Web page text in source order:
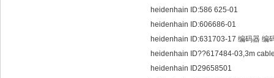
heidenhain ID:586 625-01
heidenhain ID:606686-01
heidenhain ID:631703-17 编码器 编
heidenhain ID??617484-03,3m
heidenhain ID29658501